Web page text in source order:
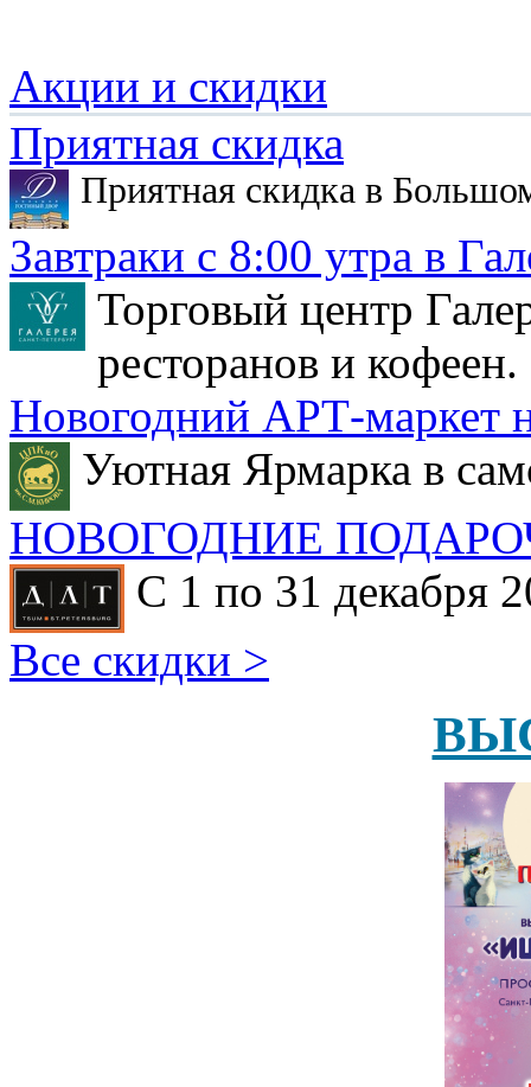
Акции и скидки
Приятная скидка
Приятная скидка в
Завтраки с 8:00 утра в
Торговый центр
ресторанов и кофеен.
Новогодний АРТ-маркет
Уютная Ярмарка в
НОВОГОДНИЕ
С 1 по 31 декабря
Все скидки >